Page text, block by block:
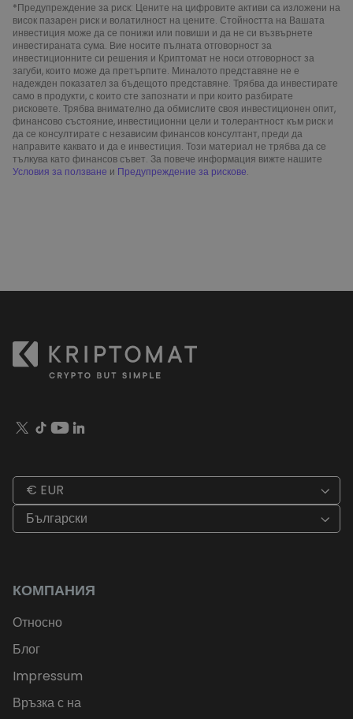
*Предупреждение за риск: Цените на цифровите активи са изложени на
висок пазарен риск и волатилност на цените. Стойността на Вашата
инвестиция може да се понижи или повиши и да не си възвърнете
инвестираната сума. Вие носите пълната отговорност за
инвестиционните си решения и Криптомат не носи отговорност за
загуби, които може да претърпите. Миналото представяне не е
надежден показател за бъдещото представяне. Трябва да инвестирате
само в продукти, с които сте запознати и при които разбирате
рисковете. Трябва внимателно да обмислите своя инвестиционен опит,
финансово състояние, инвестиционни цели и толерантност към риск и
да се консултирате с независим финансов консултант, преди да
направите каквато и да е инвестиция. Този материал не трябва да се
тълкува като финансов съвет. За повече информация вижте нашите
Условия за ползване и Предупреждение за рискове.
€ EUR
Български
КОМПАНИЯ
Относно
Блог
Impressum
Връзка с на